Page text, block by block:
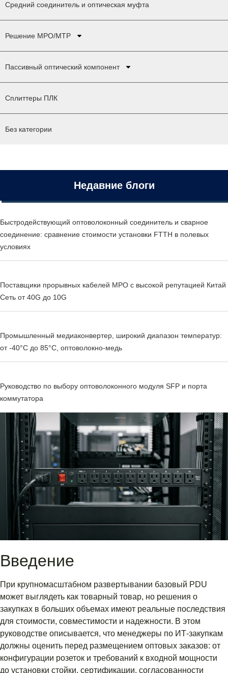
Средний соединитель и оптическая муфта
Решение MPO/MTP
Пассивный оптический компонент
Сплиттеры ПЛК
Без категории
Недавние блоги
Быстродействующий оптоволоконный соединитель и сварное
соединение: сравнение стоимости установки FTTH в полевых
условиях
Поставщики прорывных кабелей MPO с высокой репутацией Китай
Сеть от 40G до 10G
Промышленный медиаконвертер, широкий диапазон температур:
от -40°C до 85°C, оптоволокно-медь
Руководство по выбору оптоволоконного модуля SFP и порта
коммутатора
Введение
При крупномасштабном развертывании базовый PDU
может выглядеть как товарный товар, но решения о
закупках в больших объемах имеют реальные последствия
для стоимости, совместимости и надежности. В этом
руководстве описывается, что менеджеры по ИТ-закупкам
должны оценить перед размещением оптовых заказов: от
конфигурации розеток и требований к входной мощности
до установки стойки, сертификации, согласованности